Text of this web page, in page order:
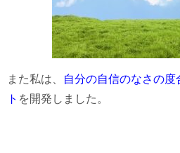
また私は、
自分の自信のなさの
ト を開発しました。